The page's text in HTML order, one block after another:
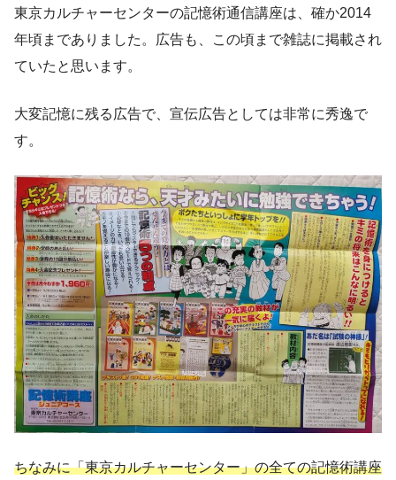
東京カルチャーセンターの記憶術通信講座は、確か2014
年頃までありました。広告も、この頃まで雑誌に掲載され
ていたと思います。
大変記憶に残る広告で、宣伝広告としては非常に秀逸で
す。
ちなみに「東京カルチャーセンター」の全ての記憶術講座